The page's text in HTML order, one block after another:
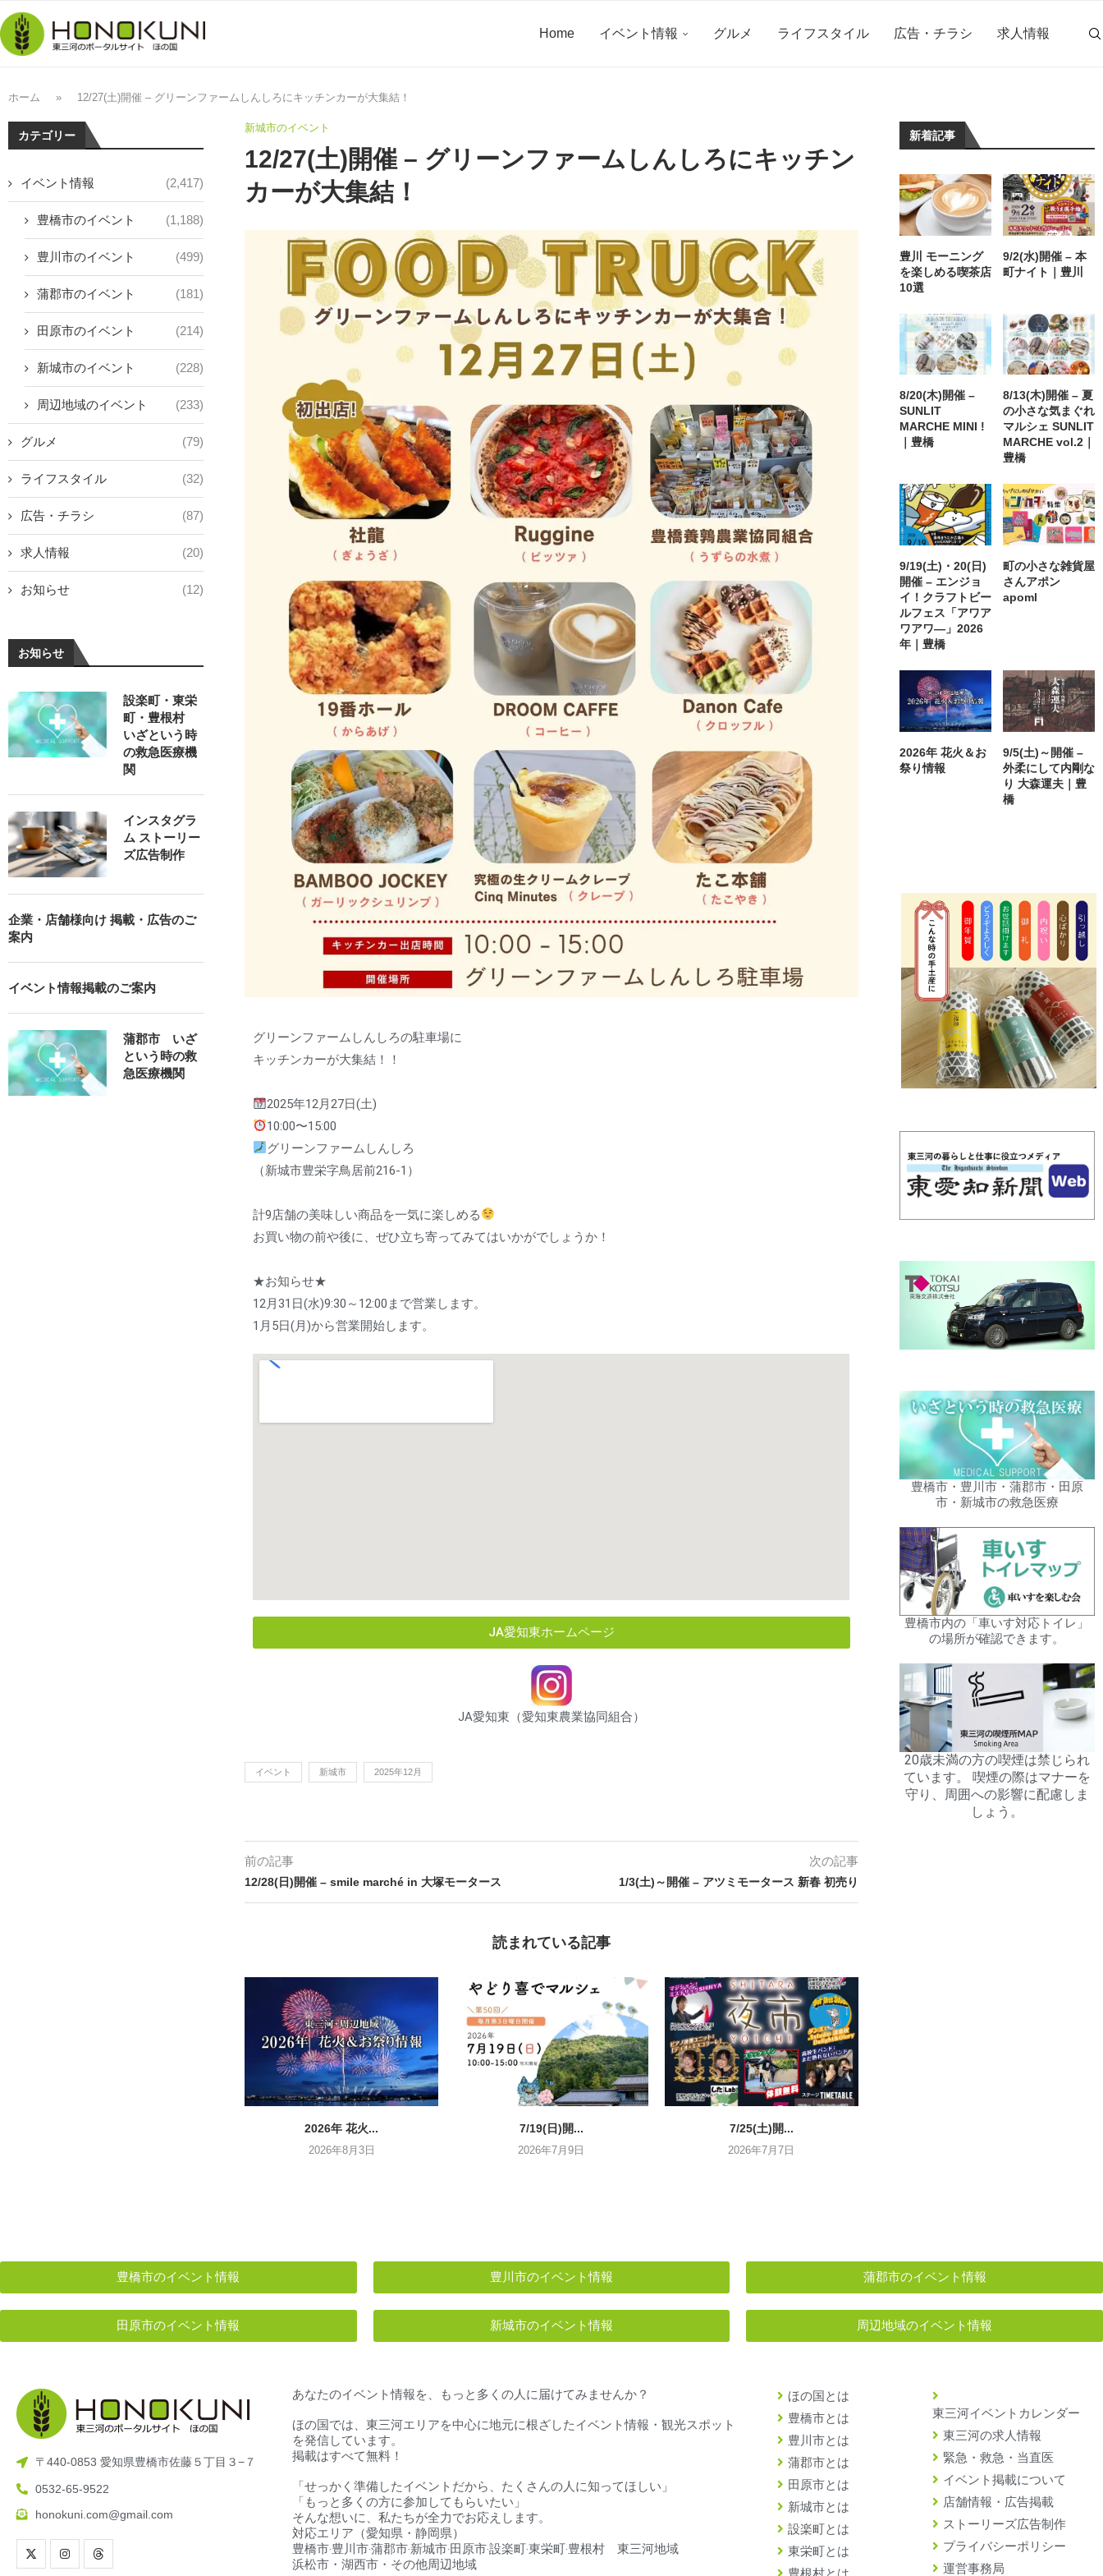
Home イベント情報 グルメ ライフスタイル 広告・チラシ 求人情報
ホーム » 12/27(土)開催 – グリーンファームしんしろにキッチンカーが大集結！
新城市のイベント
12/27(土)開催 – グリーンファームしんしろにキッチン
カーが大集結！
グリーンファームしんしろの駐車場に
キッチンカーが大集結！！
2025年12月27日(土)
10:00〜15:00
グリーンファームしんしろ
（新城市豊栄字鳥居前216-1）
計9店舗の美味しい商品を一気に楽しめる
お買い物の前や後に、ぜひ立ち寄ってみてはいかがでしょうか！
★お知らせ★
12月31日(水)9:30～12:00まで営業します。
1月5日(月)から営業開始します。
JA愛知東ホームページ
JA愛知東（愛知東農業協同組合）
イベント 新城市 2025年12月
前の記事
12/28(日)開催 – smile marché in 大塚モータース
次の記事
1/3(土)～開催 – アツミモータース 新春 初売り
読まれている記事
2026年 花火...
2026年8月3日
7/19(日)開...
2026年7月9日
7/25(土)開...
2026年7月7日
新着記事
豊川 モーニング
を楽しめる喫茶店
10選
9/2(水)開催 – 本
町ナイト｜豊川
8/20(木)開催 –
SUNLIT
MARCHE MINI !
｜豊橋
8/13(木)開催 – 夏
の小さな気まぐれ
マルシェ SUNLIT
MARCHE vol.2｜
豊橋
9/19(土)・20(日)
開催 – エンジョ
イ！クラフトビー
ルフェス「アワア
ワアワ―」2026
年｜豊橋
町の小さな雑貨屋
さんアポン
apoml
2026年 花火＆お
祭り情報
9/5(土)～開催 –
外柔にして内剛な
り 大森運夫｜豊
橋
豊橋市・豊川市・蒲郡市・田原
市・新城市の救急医療
豊橋市内の「車いす対応トイレ」
の場所が確認できます。
20歳未満の方の喫煙は禁じられ
ています。 喫煙の際はマナーを
守り、周囲への影響に配慮しま
しょう。
カテゴリー
イベント情報 (2,417)
豊橋市のイベント (1,188)
豊川市のイベント (499)
蒲郡市のイベント (181)
田原市のイベント (214)
新城市のイベント (228)
周辺地域のイベント (233)
グルメ (79)
ライフスタイル (32)
広告・チラシ (87)
求人情報 (20)
お知らせ (12)
お知らせ
設楽町・東栄
町・豊根村
いざという時
の救急医療機
関
インスタグラ
ム ストーリー
ズ広告制作
企業・店舗様向け 掲載・広告のご
案内
イベント情報掲載のご案内
蒲郡市 いざ
という時の救
急医療機関
豊橋市のイベント情報 豊川市のイベント情報 蒲郡市のイベント情報
田原市のイベント情報 新城市のイベント情報 周辺地域のイベント情報
〒440-0853 愛知県豊橋市佐藤５丁目３−７
0532-65-9522
honokuni.com@gmail.com
あなたのイベント情報を、もっと多くの人に届けてみませんか？
ほの国では、東三河エリアを中心に地元に根ざしたイベント情報・観光スポット
を発信しています。
掲載はすべて無料！
「せっかく準備したイベントだから、たくさんの人に知ってほしい」
「もっと多くの方に参加してもらいたい」
そんな想いに、私たちが全力でお応えします。
対応エリア（愛知県・静岡県）
豊橋市‧豊川市‧蒲郡市‧新城市‧田原市‧設楽町‧東栄町‧豊根村 東三河地域
浜松市・湖西市・その他周辺地域
ほの国とは
豊橋市とは
豊川市とは
蒲郡市とは
田原市とは
新城市とは
設楽町とは
東栄町とは
豊根村とは
東三河イベントカレンダー
東三河の求人情報
緊急・救急・当直医
イベント掲載について
店舗情報・広告掲載
ストーリーズ広告制作
プライバシーポリシー
運営事務局